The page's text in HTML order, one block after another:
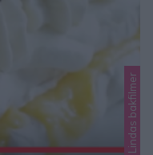
Lindas bakfilmer